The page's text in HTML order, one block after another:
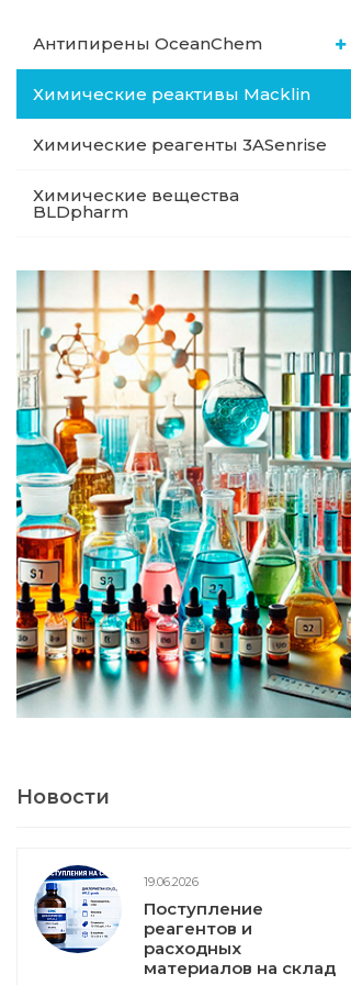
Антипирены OceanСhem
Химические реактивы Macklin
Химические реагенты 3ASenrise
Химические вещества
BLDpharm
Новости
19.06.2026
Поступление
реагентов и
расходных
материалов на склад